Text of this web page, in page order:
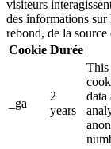
visiteurs
des informations sur
rebond, de la
Cookie Durée
_ga
2
years
This
data